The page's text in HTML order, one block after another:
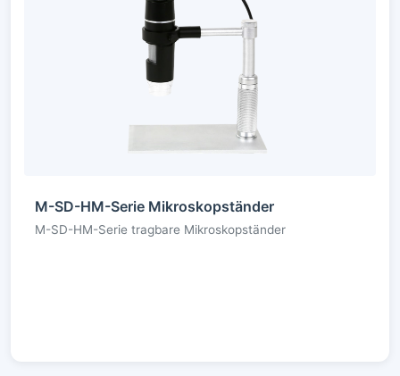
M-SD-HM-Serie Mikroskopständer
M-SD-HM-Serie tragbare Mikroskopständer